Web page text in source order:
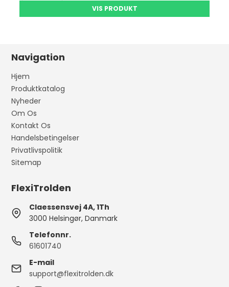
VIS PRODUKT
Navigation
Hjem
Produktkatalog
Nyheder
Om Os
Kontakt Os
Handelsbetingelser
Privatlivspolitik
Sitemap
FlexiTrolden
Claessensvej 4A, 1Th
3000 Helsingør, Danmark
Telefonnr.
61601740
E-mail
support@flexitrolden.dk